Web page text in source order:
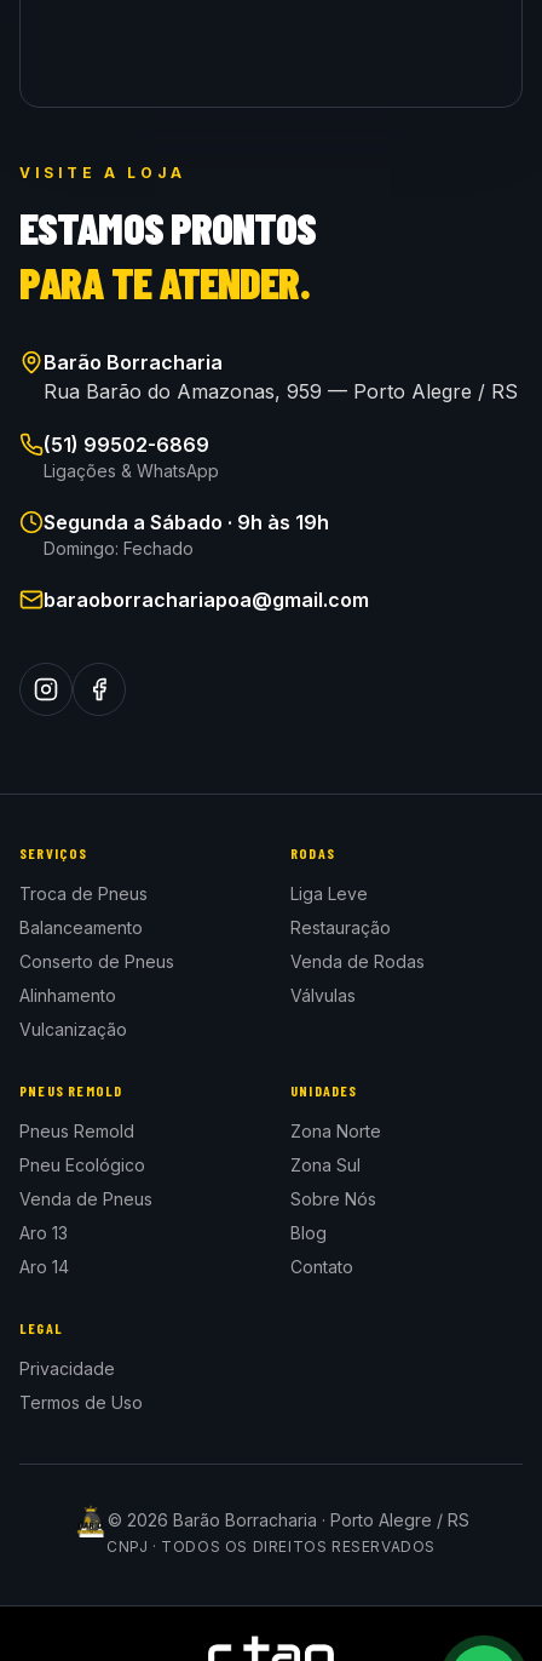
VISITE A LOJA
ESTAMOS PRONTOS
PARA TE ATENDER.
Barão Borracharia
Rua Barão do Amazonas, 959 — Porto Alegre / RS
(51) 99502-6869
Ligações & WhatsApp
Segunda a Sábado · 9h às 19h
Domingo: Fechado
baraoborrachariapoa@gmail.com
SERVIÇOS
Troca de Pneus
Balanceamento
Conserto de Pneus
Alinhamento
Vulcanização
RODAS
Liga Leve
Restauração
Venda de Rodas
Válvulas
PNEUS REMOLD
Pneus Remold
Pneu Ecológico
Venda de Pneus
Aro 13
Aro 14
UNIDADES
Zona Norte
Zona Sul
Sobre Nós
Blog
Contato
LEGAL
Privacidade
Termos de Uso
© 2026 Barão Borracharia · Porto Alegre / RS
CNPJ · TODOS OS DIREITOS RESERVADOS